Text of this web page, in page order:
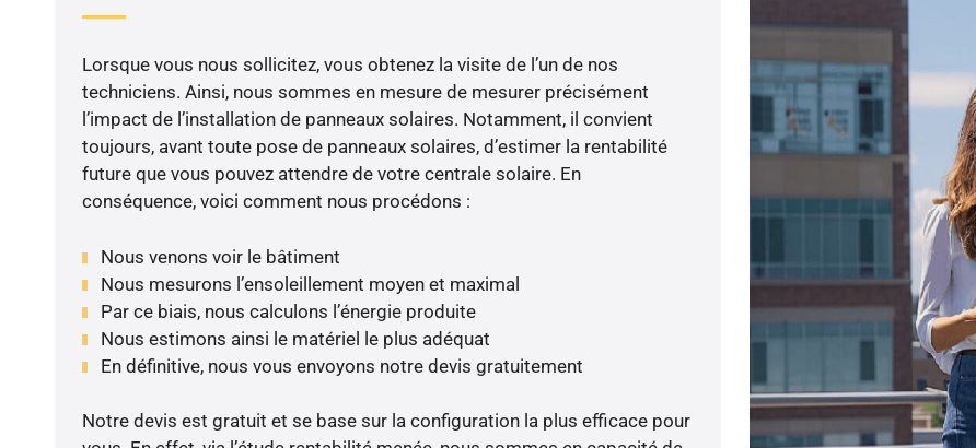
Lorsque vous nous sollicitez, vous obtenez la visite de l’un de nos
techniciens. Ainsi, nous sommes en mesure de mesurer précisément
l’impact de l’installation de panneaux solaires. Notamment, il convient
toujours, avant toute pose de panneaux solaires, d’estimer la rentabilité
future que vous pouvez attendre de votre centrale solaire. En
conséquence, voici comment nous procédons :
Nous venons voir le bâtiment
Nous mesurons l’ensoleillement moyen et maximal
Par ce biais, nous calculons l’énergie produite
Nous estimons ainsi le matériel le plus adéquat
En définitive, nous vous envoyons notre devis gratuitement
Notre devis est gratuit et se base sur la configuration la plus efficace pour